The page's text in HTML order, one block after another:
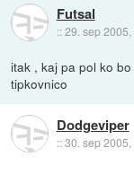
Futsal
::29. sep 2005,
itak , kaj pa pol ko
tipkovnico
Dodgeviper
::30. sep 2005,